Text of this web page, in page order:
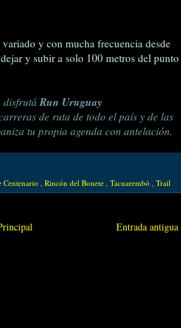
y con mucha frecuencia desde
y subir a solo 100 metros del punto
disfrutá Run Uruguay
de ruta de todo el país y de las
tu propia agenda con antelación.
Centenario Rincón del Bonete Tacuarembó Trail
Entrada antigua